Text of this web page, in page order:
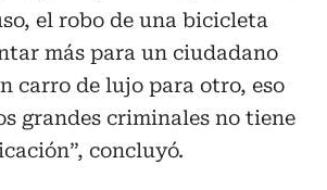
el robo de una bicicleta
más para un ciudadano
carro de lujo para otro, eso
grandes criminales no tiene
concluyó.